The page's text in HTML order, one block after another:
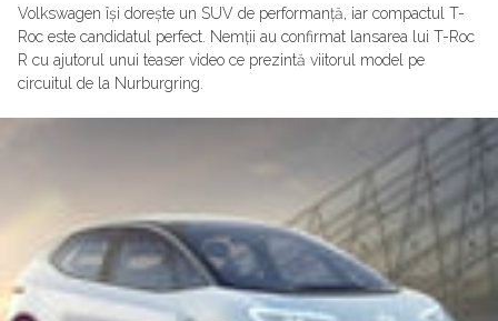
Volkswagen își dorește un SUV de performanță, iar compactul T-
Roc este candidatul perfect. Nemții au confirmat lansarea lui T-Roc
R cu ajutorul unui teaser video ce prezintă viitorul model pe
circuitul de la Nurburgring.